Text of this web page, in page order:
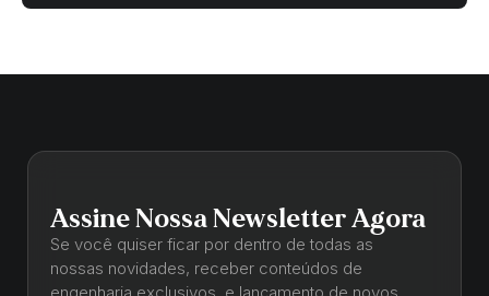
Assine Nossa Newsletter Agora
Se você quiser ficar por dentro de todas as
nossas novidades, receber conteúdos de